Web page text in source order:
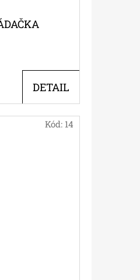
DETAIL
Kód: 14